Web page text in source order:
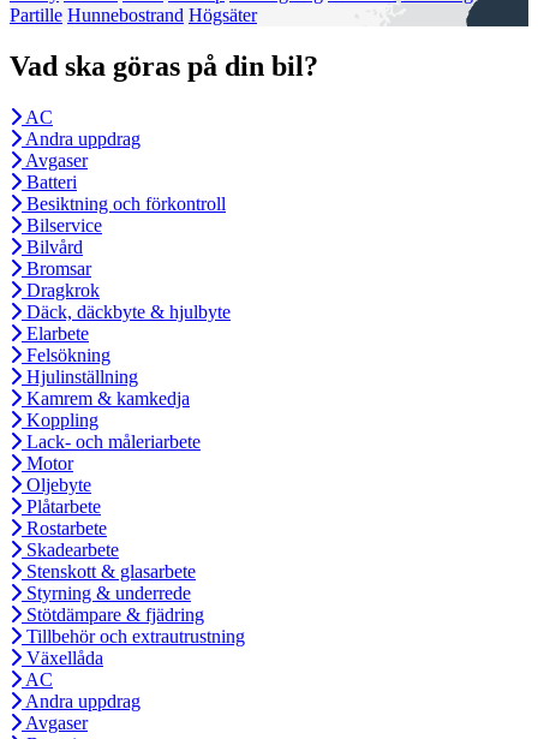
Partille Hunnebostrand Högsäter
Vad ska göras på din bil?
AC
Andra uppdrag
Avgaser
Batteri
Besiktning och förkontroll
Bilservice
Bilvård
Bromsar
Dragkrok
Däck, däckbyte & hjulbyte
Elarbete
Felsökning
Hjulinställning
Kamrem & kamkedja
Koppling
Lack- och måleriarbete
Motor
Oljebyte
Plåtarbete
Rostarbete
Skadearbete
Stenskott & glasarbete
Styrning & underrede
Stötdämpare & fjädring
Tillbehör och extrautrustning
Växellåda
AC
Andra uppdrag
Avgaser